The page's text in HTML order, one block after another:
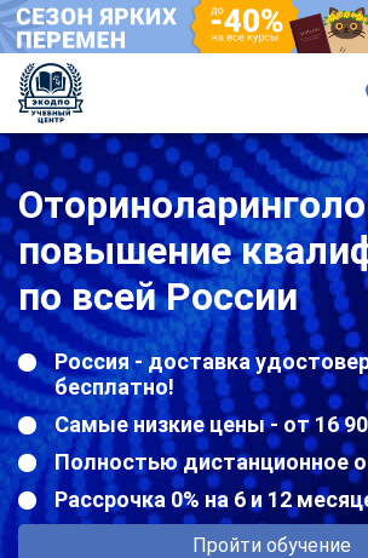
повышение
по всей России
Россия - доставка
бесплатно!
Самые низкие цены - от 16
Полностью дистанционное
Рассрочка 0% на 6 и 12
Пройти обучение